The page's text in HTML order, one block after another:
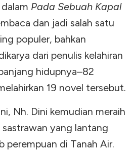
Pada Sebuah Kapal
dan jadi salah satu
populer, bahkan
dari penulis kelahiran
hidupnya–82
19 novel tersebut.
Nh. Dini kemudian meraih
yang lantang
perempuan di Tanah Air.